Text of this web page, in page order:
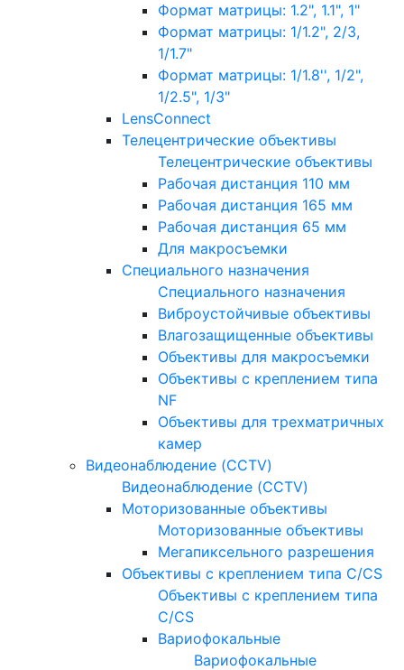
Формат матрицы: 1.2", 1.1", 1"
Формат матрицы: 1/1.2", 2/3,
1/1.7"
Формат матрицы: 1/1.8'', 1/2",
1/2.5", 1/3"
LensConnect
Телецентрические объективы
Телецентрические объективы
Рабочая дистанция 110 мм
Рабочая дистанция 165 мм
Рабочая дистанция 65 мм
Для макросъемки
Специального назначения
Специального назначения
Виброустойчивые объективы
Влагозащищенные объективы
Объективы для макросъемки
Объективы с креплением типа
NF
Объективы для трехматричных
камер
Видеонаблюдение (CCTV)
Видеонаблюдение (CCTV)
Моторизованные объективы
Моторизованные объективы
Мегапиксельного разрешения
Объективы с креплением типа C/CS
Объективы с креплением типа
C/CS
Вариофокальные
Вариофокальные